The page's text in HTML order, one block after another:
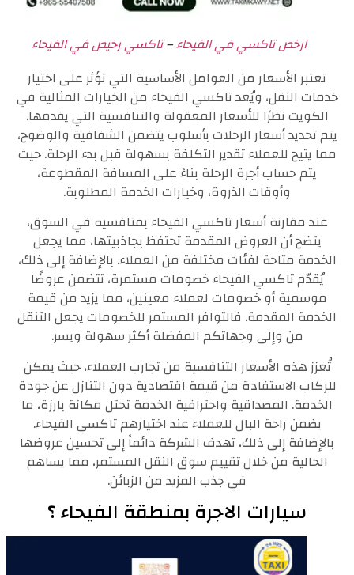
ارخص تاكسي في الفيحاء–تاكسي رخيص في الفيحاء
تعتبر الأسعار من العوامل الأساسية التي تؤثر على اختيار
خدمات النقل، ويُعد تاكسي الفيحاء من الخيارات المثالية في
الكويت نظرًا للأسعار المعقولة والتنافسية التي يقدمها.
يتم تحديد أسعار الرحلات بأسلوب يتضمن الشفافية والوضوح،
مما يتيح للعملاء تقدير التكلفة بسهولة قبل بدء الرحلة. حيث
يتم حساب أجرة الرحلة بناءً على المسافة المقطوعة،
وأوقات الذروة، وخيارات الخدمة المطلوبة.
عند مقارنة أسعار تاكسي الفيحاء بمنافسيه في السوق،
يتضح أن العروض المقدمة تحتفظ بجاذبيتها، مما يجعل
الخدمة متاحة لفئات مختلفة من العملاء. بالإضافة إلى ذلك،
يُقدّم تاكسي الفيحاء خصومات مستمرة، تتضمن عروضًا
موسمية أو خصومات لعملاء معينين، مما يزيد من قيمة
الخدمة المقدمة. فالتوافر المستمر للخصومات يجعل التنقل
من وإلى وجهاتكم المفضلة أكثر سهولة ويسر.
تُعزز هذه الأسعار التنافسية من تجارب العملاء، حيث يمكن
للركاب الاستفادة من قيمة اقتصادية دون التنازل عن جودة
الخدمة. المصداقية واحترافية الخدمة تحتل مكانة بارزة، ما
يضمن راحة البال للعملاء عند اختيارهم تاكسي الفيحاء.
بالإضافة إلى ذلك، تهدف الشركة دائماً إلى تحسين عروضها
الحالية من خلال تقييم سوق النقل المستمر، مما يساهم
في جذب المزيد من الزبائن.
سيارات الاجرة بمنطقة الفيحاء ؟